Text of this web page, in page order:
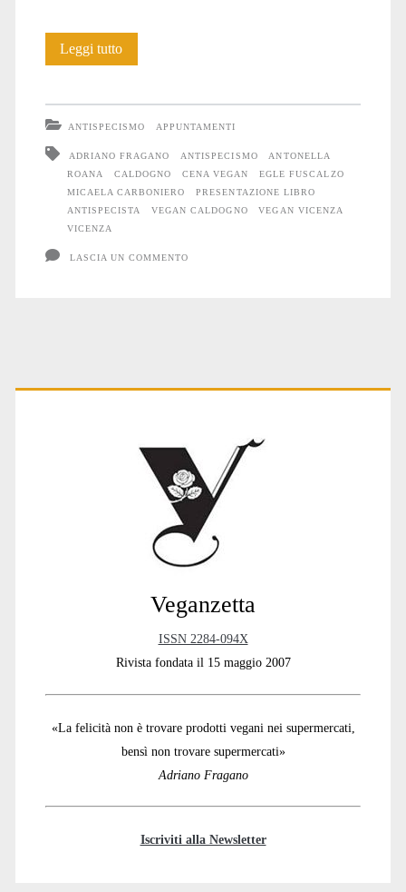
Leggi tuttoUna
a
Caldogno
ANTISPECISMO APPUNTAMENTI
ADRIANO FRAGANO ANTISPECISMO
ANTONELLA
ROANA
CALDOGNO CENA VEGAN
EGLE FUSCALZO
MICAELA CARBONIERO
PRESENTAZIONE LIBRO
ANTISPECISTA
VEGAN CALDOGNO
VEGAN VICENZA
VICENZA
LASCIA UN COMMENTO
Primary
Veganzetta
ISSN 2284-094X
Rivista fondata il 15 maggio 2007
«La felicità non è trovare prodotti vegani nei supermercati,
bensì non trovare supermercati»
Adriano Fragano
Iscriviti alla Newsletter